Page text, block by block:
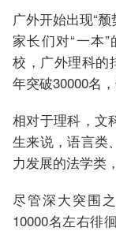
广外开始出现“颓
家长们对“一本
校，广外理科的
年突破30000名
相对于理科，文
生来说，语言类
力发展的法学类
尽管深大突围
10000名左右徘